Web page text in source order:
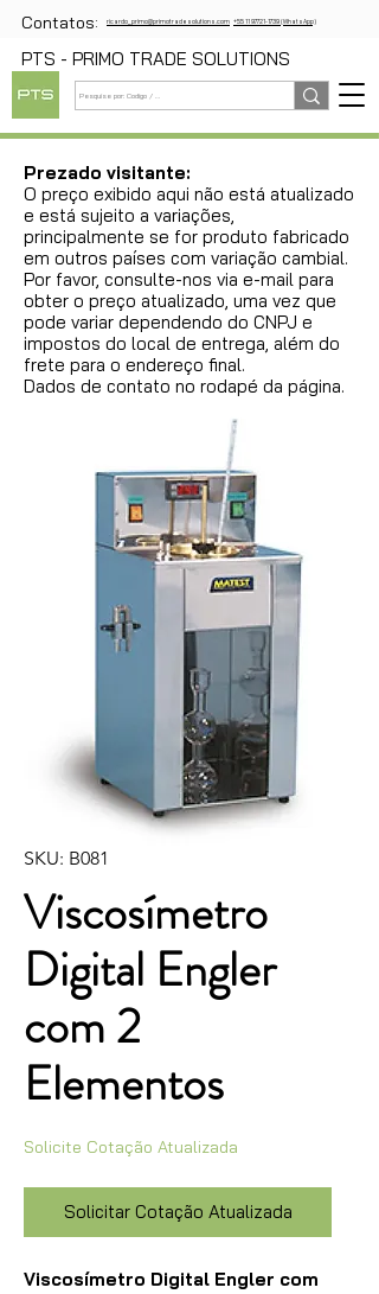
Contatos: ricardo_primo@primotradesolutions.com +55 11 97721-1739 (WhatsApp)
PTS - PRIMO TRADE SOLUTIONS
Prezado visitante:
O preço exibido aqui não está atualizado
e está sujeito a variações,
principalmente se for produto fabricado
em outros países com variação cambial.
Por favor, consulte-nos via e-mail para
obter o preço atualizado, uma vez que
pode variar dependendo do CNPJ e
impostos do local de entrega, além do
frete para o endereço final.
Dados de contato no rodapé da página.
SKU: B081
Viscosímetro
Digital Engler
com 2
Elementos
Solicite Cotação Atualizada
Solicitar Cotação Atualizada
Viscosímetro Digital Engler com